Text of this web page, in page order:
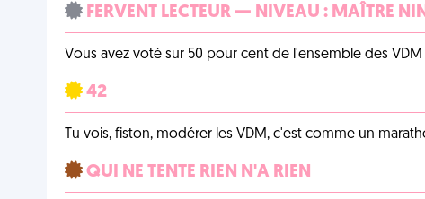
FERVENT LECTEUR — NIVEAU : MAÎTRE
Vous avez voté sur 50 pour cent de l'ensemble des VDM
42
Tu vois, fiston, modérer les VDM, c'est comme un
QUI NE TENTE RIEN N'A RIEN